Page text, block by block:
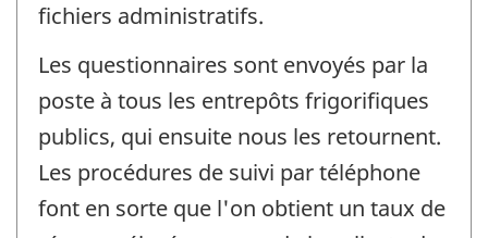
fichiers administratifs.
Les questionnaires sont envoyés par la
poste à tous les entrepôts frigorifiques
publics, qui ensuite nous les retournent.
Les procédures de suivi par téléphone
font en sorte que l'on obtient un taux de